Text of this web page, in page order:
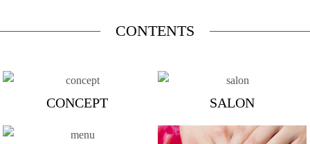
CONTENTS
CONCEPT SALON